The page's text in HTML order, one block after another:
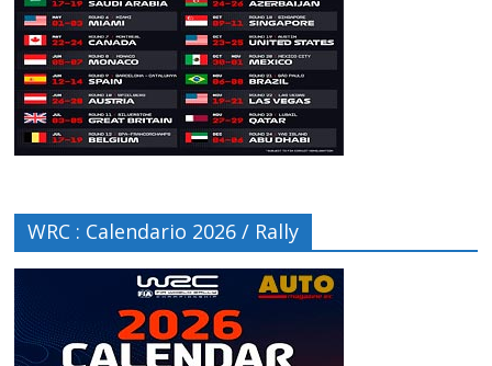
WRC : Calendario 2026 / Rally